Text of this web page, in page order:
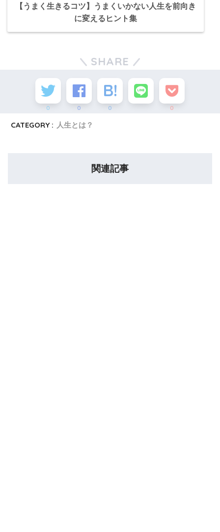
【うまく生きるコツ】うまくいかない人生を前向き
に変えるヒント集
SHARE
0 0 0 0
CATEGORY : 人生とは？
関連記事